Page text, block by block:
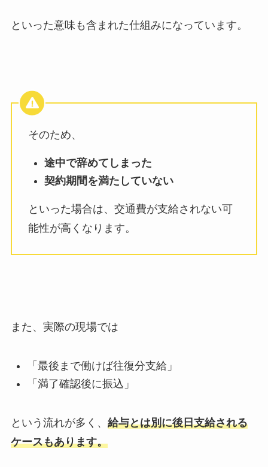
といった意味も含まれた仕組みになっています。
そのため、
途中で辞めてしまった
契約期間を満たしていない
といった場合は、交通費が支給されない可
能性が高くなります。
また、実際の現場では
「最後まで働けば往復分支給」
「満了確認後に振込」
という流れが多く、 給与とは別に後日支給される
ケースもあります。